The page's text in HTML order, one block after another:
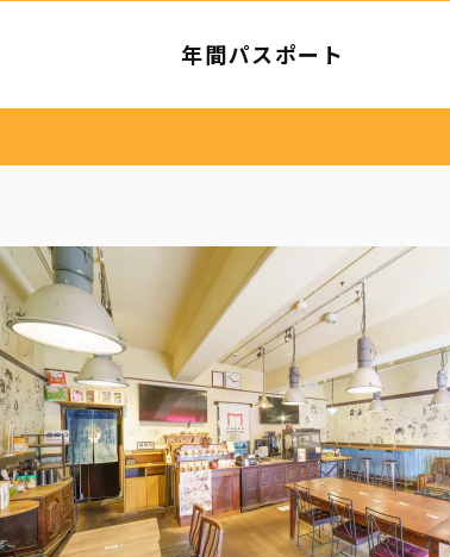
年間パスポート